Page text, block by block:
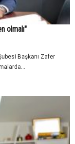
olmalı"
Başkanı Zafer